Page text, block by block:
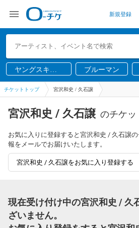
新規登録
ヤングスキニ
ー
ブルーマン
チケットトップ 宮沢和史 / 久石譲
宮沢和史 / 久石譲 のチケッ
お気に入りに登録すると宮沢和史 / 久石譲
報をメールでお届けいたします。
宮沢和史 / 久石譲をお気に入り登録する
現在受け付け中の宮沢和史 / 久
ざいません。